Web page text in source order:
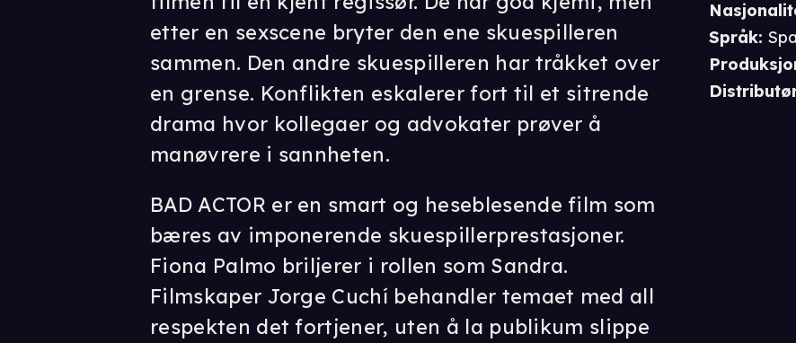
Språk:
etter en sexscene bryter den ene skuespilleren
sammen. Den andre skuespilleren har tråkket over
en grense. Konflikten eskalerer fort til et sitrende
drama hvor kollegaer og advokater prøver å
manøvrere i sannheten.
BAD ACTOR er en smart og heseblesende film som
bæres av imponerende skuespillerprestasjoner.
Fiona Palmo briljerer i rollen som Sandra.
Filmskaper Jorge Cuchí behandler temaet med all
respekten det fortjener, uten å la publikum slippe